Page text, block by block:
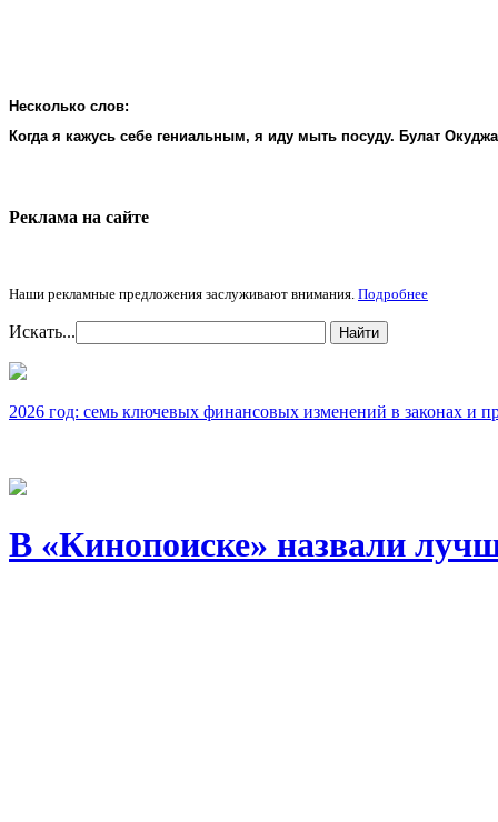
Несколько слов:
Когда я кажусь себе гениальным, я иду мыть посуду. Булат
Реклама на cайте
Наши рекламные предложения заслуживают внимания. Подробнее
Искать... Найти
2026 год: семь ключевых финансовых изменений в законах и
В «Кинопоиске» назвали